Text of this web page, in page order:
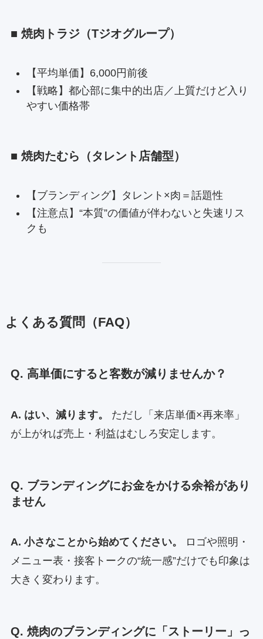
■ 焼肉トラジ（Tジオグループ）
【平均単価】6,000円前後
【戦略】都心部に集中的出店／上質だけど入り
やすい価格帯
■ 焼肉たむら（タレント店舗型）
【ブランディング】タレント×肉＝話題性
【注意点】“本質”の価値が伴わないと失速リス
クも
よくある質問（FAQ）
Q. 高単価にすると客数が減りませんか？
A. はい、減ります。
ただし「来店単価×再来率」
が上がれば売上・利益はむしろ安定します。
Q. ブランディングにお金をかける余裕があり
ません
A. 小さなことから始めてください。
ロゴや照明・
メニュー表・接客トークの“統一感”だけでも印象は
大きく変わります。
Q. 焼肉のブランディングに「ストーリー」っ